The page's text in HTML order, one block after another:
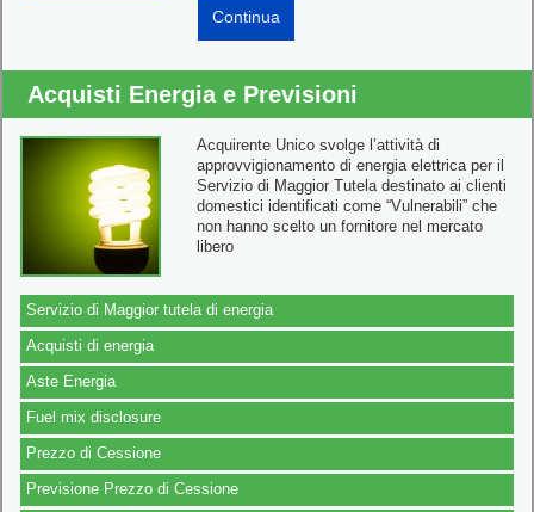
Continua
Acquisti Energia e Previsioni
Acquirente Unico svolge l’attività di
approvvigionamento di energia elettrica per il
Servizio di Maggior Tutela destinato ai clienti
domestici identificati come “Vulnerabili” che
non hanno scelto un fornitore nel mercato
libero
Servizio di Maggior tutela di energia
Acquisti di energia
Aste Energia
Fuel mix disclosure
Prezzo di Cessione
Previsione Prezzo di Cessione